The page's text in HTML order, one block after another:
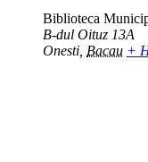
Biblioteca
B-dul Oituz 13A
Onesti, Bacau +